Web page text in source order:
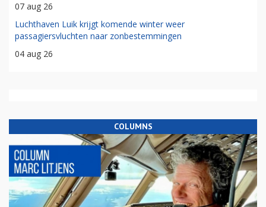
07 aug 26
Luchthaven Luik krijgt komende winter weer
passagiersvluchten naar zonbestemmingen
04 aug 26
COLUMNS